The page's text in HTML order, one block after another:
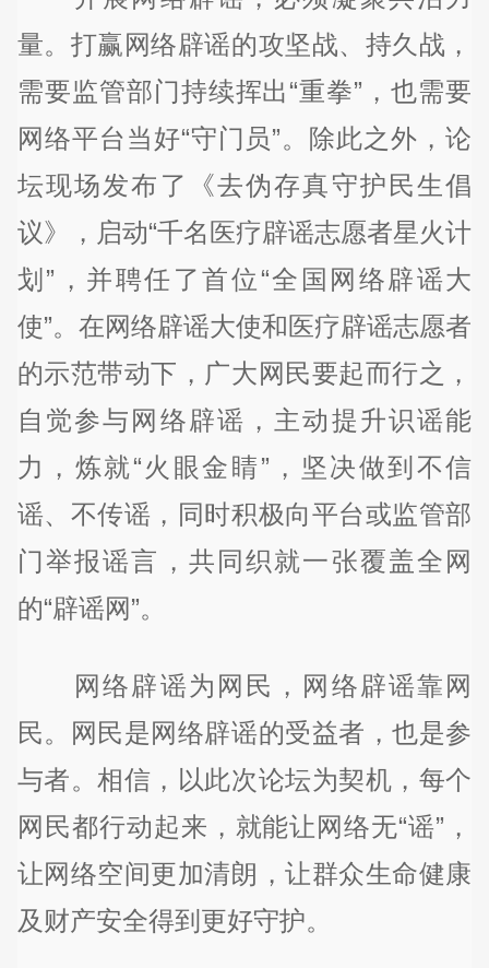
量。打赢网络辟谣的攻坚战、持久战，
需要监管部门持续挥出“重拳”，也需要
网络平台当好“守门员”。除此之外，论
坛现场发布了《去伪存真守护民生倡
议》，启动“千名医疗辟谣志愿者星火计
划”，并聘任了首位“全国网络辟谣大
使”。在网络辟谣大使和医疗辟谣志愿者
的示范带动下，广大网民要起而行之，
自觉参与网络辟谣，主动提升识谣能
力，炼就“火眼金睛”，坚决做到不信
谣、不传谣，同时积极向平台或监管部
门举报谣言，共同织就一张覆盖全网
的“辟谣网”。
网络辟谣为网民，网络辟谣靠网
民。网民是网络辟谣的受益者，也是参
与者。相信，以此次论坛为契机，每个
网民都行动起来，就能让网络无“谣”，
让网络空间更加清朗，让群众生命健康
及财产安全得到更好守护。